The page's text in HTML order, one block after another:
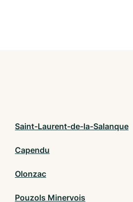
Saint-Laurent-de-la-Salanque
Capendu
Olonzac
Pouzols Minervois